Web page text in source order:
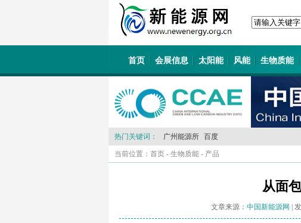
首页 会展信息 太阳能 风能 生物质能
热门关键词： 广州能源所 百度
当前位置： 首页 - 生物质能 - 产品
从面
文章来源： 中国新能源网 |